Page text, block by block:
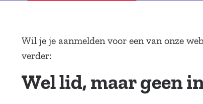
Wil je je aanmelden voor een van onze
verder:
Wel lid, maar geen